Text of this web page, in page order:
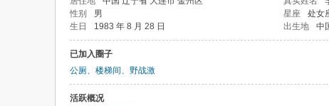
性别
男 星座 处女
生日
1983 年 8 月 28 日 出生地 中
已加入圈子
公厕、楼梯间、野战激
活跃概况